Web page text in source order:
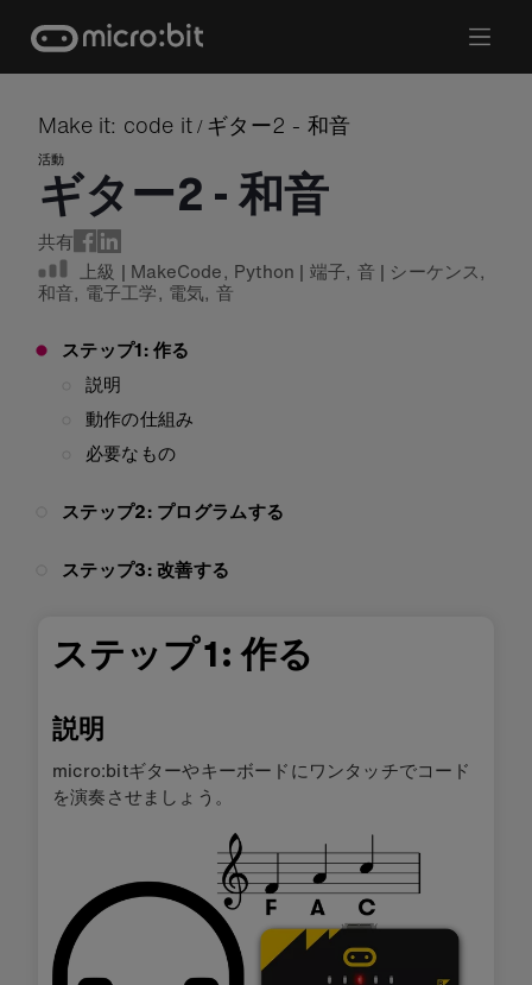
content
Make it: code it / ギター2 - 和音
活動
ギター2 - 和音
共有
上級 | MakeCode, Python | 端子, 音 | シーケンス,
和音, 電子工学, 電気, 音
ステップ1: 作る
説明
動作の仕組み
必要なもの
ステップ2: プログラムする
ステップ3: 改善する
ステップ1: 作る
説明
micro:bitギターやキーボードにワンタッチでコード
を演奏させましょう。